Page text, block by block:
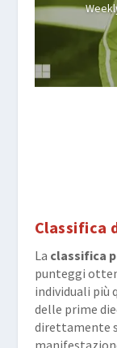
Classifica
La classifica
punteggi
individuali più
delle prime
direttamente